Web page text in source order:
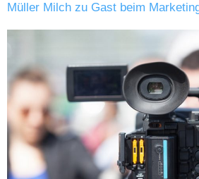
Müller Milch zu Gast beim